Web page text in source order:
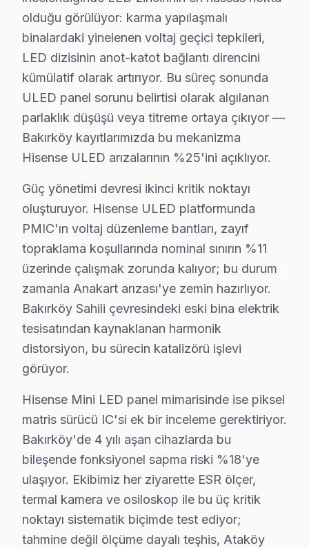
Bakırköy, yaklaşık 230.000+ nüfusu barındıran
Neden Bakırköy'de Hisense teknik desteği
Bakırköy Hisense TV Ekran Anakart Profesyonel Servis ve
Bakırköy'da Hisense görüntüleme sistemi'niz
• Bakırköy'de 25+ sertifikalı teknisyen Hisense TV
• Bakırköy'de sadece orijinal parça kullanıyoruz.
• Profesyonel teşhis ekipmanımızla (osiloskop, ESR
Yılların deneyimiyle biliyoruz ki,, Bakırköy Sahili,
Bakırköy × Hisense: Yerel İçerik ve Deneyim
Bakırköy bazlı Hisense servis kayıtları, son
Coğrafi kırılıma geçildiğinde Bakırköy Sahili bölgesi
Servis kalitesi tarafında ise tablo belirgin biçimde
Hisense ULED panel teknolojisinin Bakırköy
Güç yönetimi devresi ikinci kritik noktayı oluşturuyor.
Hisense Mini LED panel mimarisinde ise piksel matris
Bakırköy'de bu TV servisimizle tanışmadan önce ve
"Sonra" tablosu şu: Aynı müşteri bizimle iletişime
Ataköy Marina mahallesindeki başka bir müşteri
Bakırköy'de Hisense TV tamiri için gerçekçi maliyet
Bu rakamlar Bakırköy'deki son 55 vakadan elde
Fiyatlandırma prensibimiz üç sütuna dayanıyor:
Bakırköy coğrafyasını Hisense servis
Ataköy Marina ikinci kritik referans: karma
olduğu görülüyor: karma yapılaşmalı
binalardaki yinelenen voltaj geçici tepkileri,
LED dizisinin anot-katot bağlantı direncini
kümülatif olarak artırıyor. Bu süreç sonunda
ULED panel sorunu belirtisi olarak algılanan
parlaklık düşüşü veya titreme ortaya çıkıyor —
Bakırköy kayıtlarımızda bu mekanizma
Hisense ULED arızalarının %25'ini açıklıyor.
Güç yönetimi devresi ikinci kritik noktayı
oluşturuyor. Hisense ULED platformunda
PMIC'ın voltaj düzenleme bantları, zayıf
topraklama koşullarında nominal sınırın %11
üzerinde çalışmak zorunda kalıyor; bu durum
zamanla Anakart arızası'ye zemin hazırlıyor.
Bakırköy Sahili çevresindeki eski bina elektrik
tesisatından kaynaklanan harmonik
distorsiyon, bu sürecin katalizörü işlevi
görüyor.
Hisense Mini LED panel mimarisinde ise piksel
matris sürücü IC'si ek bir inceleme gerektiriyor.
Bakırköy'de 4 yılı aşan cihazlarda bu
bileşende fonksiyonel sapma riski %18'ye
ulaşıyor. Ekibimiz her ziyarette ESR ölçer,
termal kamera ve osiloskop ile bu üç kritik
noktayı sistematik biçimde test ediyor;
tahmine değil ölçüme dayalı teşhis, Ataköy